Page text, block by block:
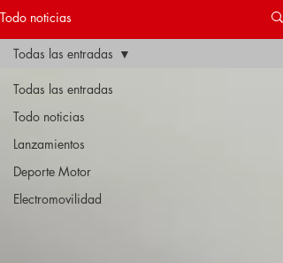
Todo noticias
Todas las entradas
Todo noticias
Lanzamientos
Deporte Motor
Electromovilidad
Todas las entradas